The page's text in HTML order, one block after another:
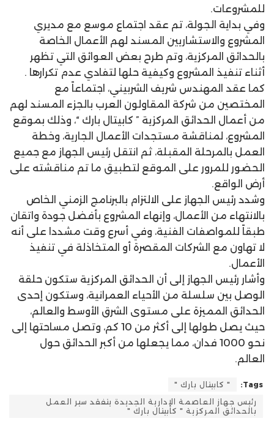
للمشروعات.
وفي بداية الجولة، تم عقد اجتماع موسع مع مديري
المشروع والاستشاريين المسند لهم الأعمال الخاصة
بالحدائق المركزية، وتم طرح بعض العوائق التي تظهر
أثناء تنفيذ المشروع وكيفية حلها لتفادي عدم تكرارها .
كما عقد المهندس شريف الشربيني، اجتماعاً مع
المختصين من شركة المقاولون العرب بالجزء المسند لهم
من أعمال الحدائق المركزية ” كابيتال بارك “، وذلك بموقع
المشروع، لمناقشة مستجدات الأعمال الجارية، وخطة
العمل بالمرحلة المقبلة، ثم انتقل رئيس الجهاز مع جميع
الحضور للمرور على الموقع لتطبيق ما تم مناقشته على
أرض الواقع.
وشدد رئيس الجهاز على الالتزام بالبرنامج الزمني الخاص
بالانتهاء من الأعمال، وإنهاء المشروع بأفضل جودة واتقان
طبقاً للمواصفات الفنية، وفي أسرع وقت مشددا على أنه
لا تهاون مع الشركات المقصرة أو المتخاذلة في تنفيذ
الأعمال.
وأشار رئيس الجهاز إلى أن الحدائق المركزية ستكون حلقة
الوصل بين سلسلة من الأحياء العمرانية، وستكون إحدى
الحدائق المميزة على مستوى الشرق الأوسط والعالم،
حيث يصل طولها إلى أكثر من 10 كم، وتصل مساحتها إلى
نحو 1000 فدان، مما يجعلها من أكبر الحدائق حول
العالم.
Tags:
" كابيتال بارك "
رئيس جهاز العاصمة الإدارية الجديدة يتفقد سير العمل
بالحدائق المركزية " كابيتال بارك "